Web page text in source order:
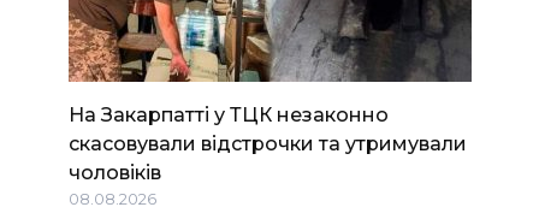
На Закарпатті у ТЦК незаконно
скасовували відстрочки та утримували
чоловіків
08.08.2026